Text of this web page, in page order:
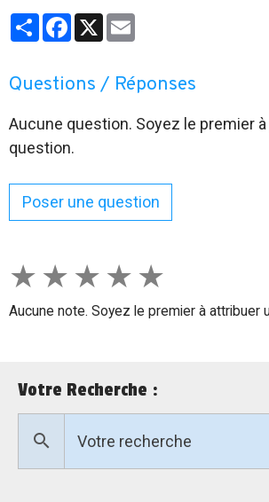
PartagerFacebook
X
Questions / Réponses
Aucune question. Soyez le premier
question.
Poser une question
★ ★ ★ ★ ★
Aucune note. Soyez le premier à attribuer
Votre Recherche :